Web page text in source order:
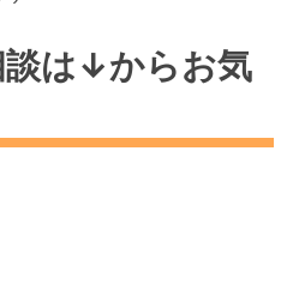
談は↓からお気